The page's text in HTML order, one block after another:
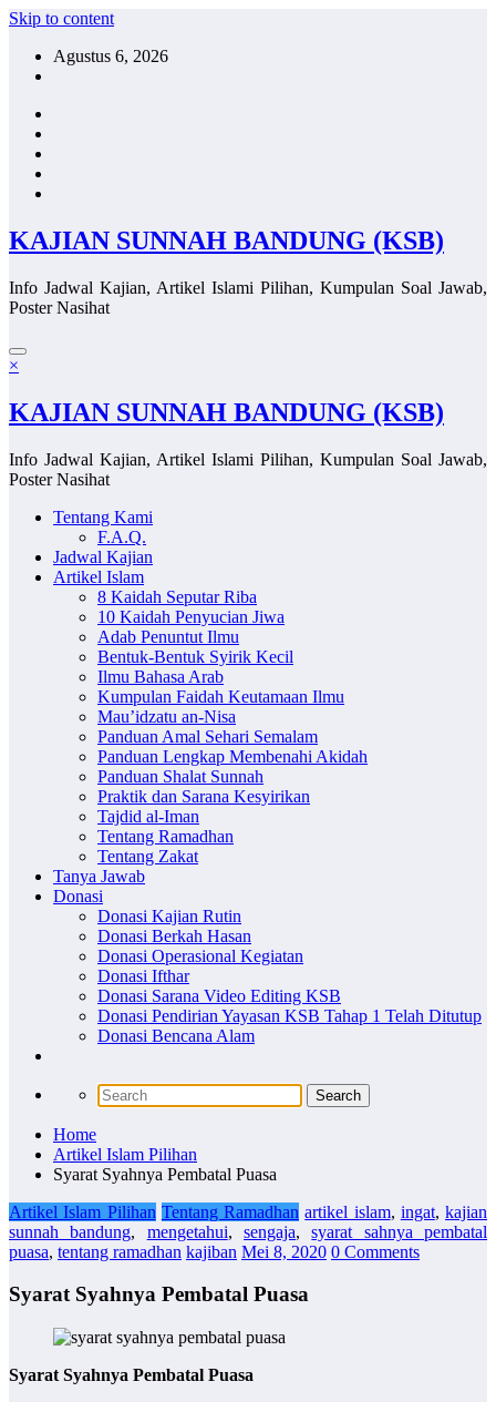
Skip to content
Agustus 6, 2026
KAJIAN SUNNAH BANDUNG (KSB)
Info Jadwal Kajian, Artikel Islami Pilihan, Kumpulan Soal Jawab,
Poster Nasihat
×
KAJIAN SUNNAH BANDUNG (KSB)
Info Jadwal Kajian, Artikel Islami Pilihan, Kumpulan Soal Jawab,
Poster Nasihat
Tentang Kami
F.A.Q.
Jadwal Kajian
Artikel Islam
8 Kaidah Seputar Riba
10 Kaidah Penyucian Jiwa
Adab Penuntut Ilmu
Bentuk-Bentuk Syirik Kecil
Ilmu Bahasa Arab
Kumpulan Faidah Keutamaan Ilmu
Mau’idzatu an-Nisa
Panduan Amal Sehari Semalam
Panduan Lengkap Membenahi Akidah
Panduan Shalat Sunnah
Praktik dan Sarana Kesyirikan
Tajdid al-Iman
Tentang Ramadhan
Tentang Zakat
Tanya Jawab
Donasi
Donasi Kajian Rutin
Donasi Berkah Hasan
Donasi Operasional Kegiatan
Donasi Ifthar
Donasi Sarana Video Editing KSB
Donasi Pendirian Yayasan KSB Tahap 1 Telah Ditutup
Donasi Bencana Alam
Home
Artikel Islam Pilihan
Syarat Syahnya Pembatal Puasa
Artikel Islam Pilihan Tentang Ramadhan artikel islam, ingat, kajian
sunnah bandung, mengetahui,sengaja,syarat sahnya pembatal
puasa, tentang ramadhan kajiban Mei 8, 2020 0 Comments
Syarat Syahnya Pembatal Puasa
Syarat Syahnya Pembatal Puasa